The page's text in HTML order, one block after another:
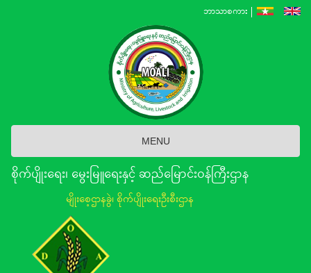
ဘာသာစကား
MENU
စိုက်ပျိုးရေး၊ မွေးမြူရေးနှင့် ဆည်မြောင်း၀န်ကြီးဌာန
မျိုးစေ့ဌာနခွဲ၊ စိုက်ပျိုးရေးဦးစီးဌာန